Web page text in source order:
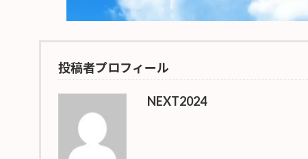
投稿者プロフィール
NEXT2024